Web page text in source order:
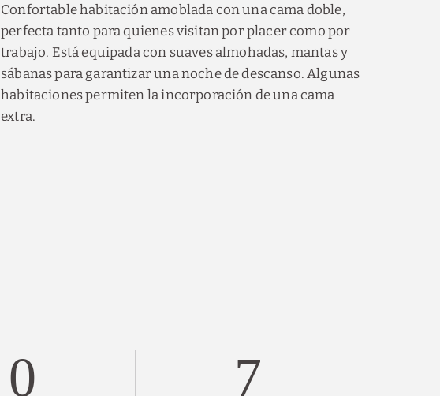
Confortable habitación amoblada con una cama doble,
perfecta tanto para quienes visitan por placer como por
trabajo. Está equipada con suaves almohadas, mantas y
sábanas para garantizar una noche de descanso. Algunas
habitaciones permiten la incorporación de una cama
extra.